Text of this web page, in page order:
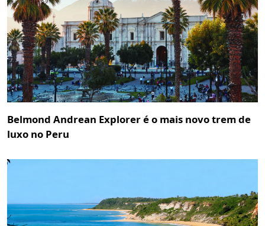
Belmond Andrean Explorer é o mais novo trem de
luxo no Peru